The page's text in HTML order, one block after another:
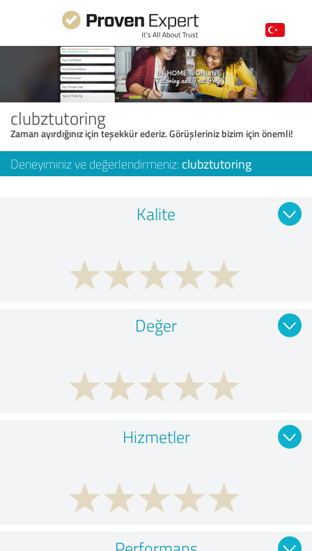
clubztutoring
Zaman ayırdığınız için teşekkür ederiz. Görüşleriniz bizim için önemli!
Deneyiminiz ve değerlendirmeniz: clubztutoring
Kalite
Değer
Hizmetler